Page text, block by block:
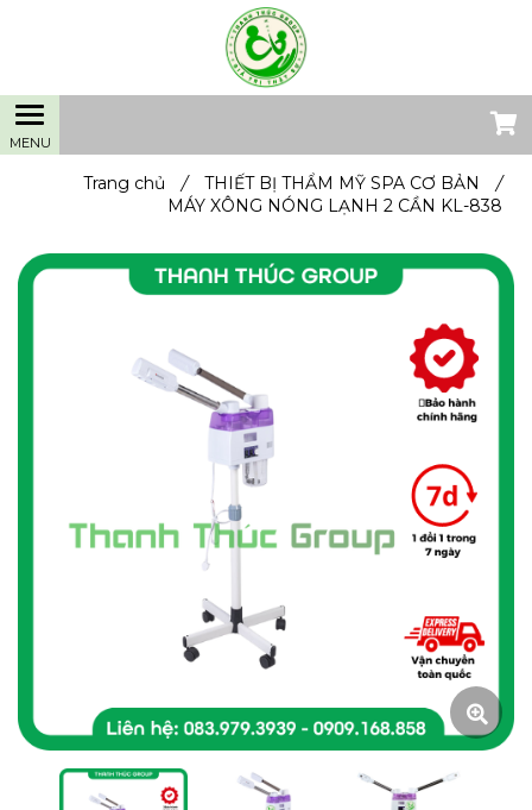
Trang chủ / THIẾT BỊ THẨM MỸ SPA CƠ BẢN
/
MÁY XÔNG NÓNG LẠNH 2 CẦN KL-838